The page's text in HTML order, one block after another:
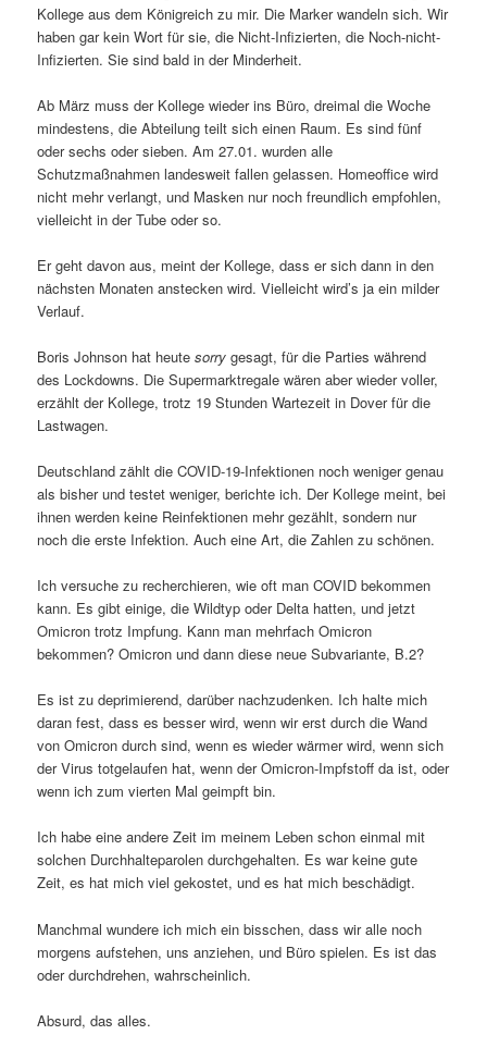
Kollege aus dem Königreich zu mir. Die Marker wandeln sich. Wir
haben gar kein Wort für sie, die Nicht-Infizierten, die Noch-nicht-
Infizierten. Sie sind bald in der Minderheit.
Ab März muss der Kollege wieder ins Büro, dreimal die Woche
mindestens, die Abteilung teilt sich einen Raum. Es sind fünf
oder sechs oder sieben. Am 27.01. wurden alle
Schutzmaßnahmen landesweit fallen gelassen. Homeoffice wird
nicht mehr verlangt, und Masken nur noch freundlich empfohlen,
vielleicht in der Tube oder so.
Er geht davon aus, meint der Kollege, dass er sich dann in den
nächsten Monaten anstecken wird. Vielleicht wird’s ja ein milder
Verlauf.
Boris Johnson hat heutesorrygesagt, für die Parties während
des Lockdowns. Die Supermarktregale wären aber wieder voller,
erzählt der Kollege, trotz 19 Stunden Wartezeit in Dover für die
Lastwagen.
Deutschland zählt die COVID-19-Infektionen noch weniger genau
als bisher und testet weniger, berichte ich. Der Kollege meint, bei
ihnen werden keine Reinfektionen mehr gezählt, sondern nur
noch die erste Infektion. Auch eine Art, die Zahlen zu schönen.
Ich versuche zu recherchieren, wie oft man COVID bekommen
kann. Es gibt einige, die Wildtyp oder Delta hatten, und jetzt
Omicron trotz Impfung. Kann man mehrfach Omicron
bekommen? Omicron und dann diese neue Subvariante, B.2?
Es ist zu deprimierend, darüber nachzudenken. Ich halte mich
daran fest, dass es besser wird, wenn wir erst durch die Wand
von Omicron durch sind, wenn es wieder wärmer wird, wenn sich
der Virus totgelaufen hat, wenn der Omicron-Impfstoff da ist, oder
wenn ich zum vierten Mal geimpft bin.
Ich habe eine andere Zeit im meinem Leben schon einmal mit
solchen Durchhalteparolen durchgehalten. Es war keine gute
Zeit, es hat mich viel gekostet, und es hat mich beschädigt.
Manchmal wundere ich mich ein bisschen, dass wir alle noch
morgens aufstehen, uns anziehen, und Büro spielen. Es ist das
oder durchdrehen, wahrscheinlich.
Absurd, das alles.